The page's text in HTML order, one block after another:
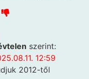
szerint:
12:59
2012-től